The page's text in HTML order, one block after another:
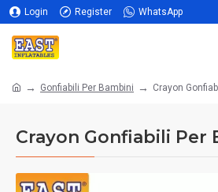
Login Register WhatsApp
Gonfiabili Per Bambini Crayon
Crayon Gonfiabili Per